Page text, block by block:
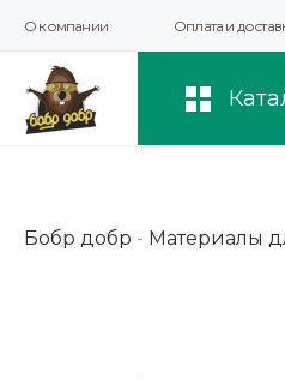
О компании Оплата и
Бобр добр - Материалы
Мы